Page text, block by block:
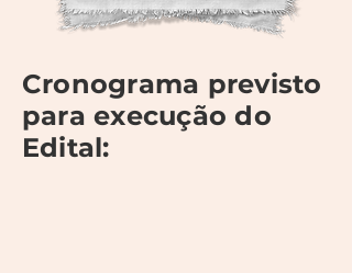
Cronograma previsto
para execução do
Edital: